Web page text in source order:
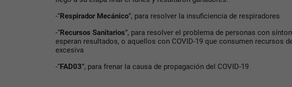
-“Respirador Mecánico”, para resolver la insuficiencia de respiradores
-“Recursos Sanitarios”, para resolver el problema de personas con
esperan resultados, o aquellos con COVID-19 que consumen recursos
excesiva
-“FAD03”, para frenar la causa de propagación del COVID-19